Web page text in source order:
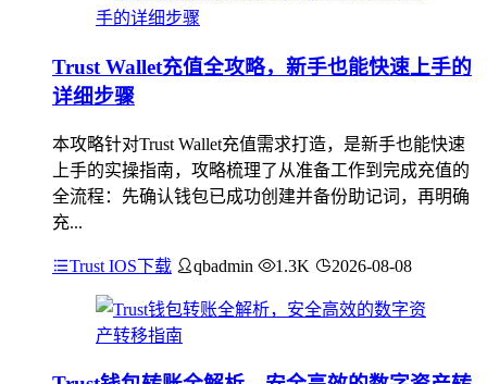
Trust Wallet充值全攻略，新手也能快速上手的
详细步骤
本攻略针对Trust Wallet充值需求打造，是新手也能快速
上手的实操指南，攻略梳理了从准备工作到完成充值的
全流程：先确认钱包已成功创建并备份助记词，再明确
充...
Trust IOS下载 qbadmin 1.3K 2026-08-08